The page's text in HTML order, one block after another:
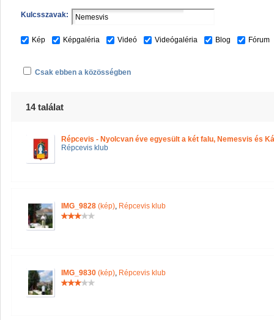
Kulcsszavak:
Kép Képgaléria Videó Videógaléria Blog Fórum
Csak ebben a közösségben
14 találat
Répcevis - Nyolcvan éve egyesült a két falu, Nemesvis és
Répcevis klub
IMG_9828 (kép), Répcevis klub
IMG_9830 (kép), Répcevis klub